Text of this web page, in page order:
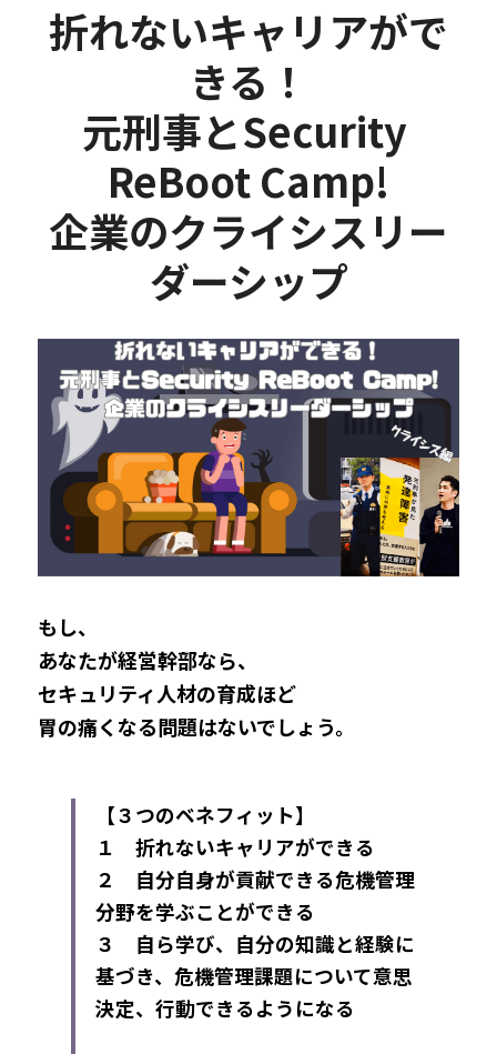
折れないキャリアがで
きる！
元刑事とSecurity
ReBoot Camp!
企業のクライシスリー
ダーシップ
もし、
あなたが経営幹部なら、
セキュリティ人材の育成ほど
胃の痛くなる問題はないでしょう。
【３つのベネフィット】
１　折れないキャリアができる
２　自分自身が貢献できる危機管理
分野を学ぶことができる
３　自ら学び、自分の知識と経験に
基づき、危機管理課題について意思
決定、行動できるようになる